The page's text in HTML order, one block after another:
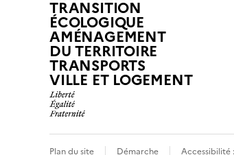
TRANSITION
ÉCOLOGIQUE
AMÉNAGEMENT
DU TERRITOIRE
TRANSPORTS
VILLE ET LOGEMENT
Plan du site Démarche Accessibilité